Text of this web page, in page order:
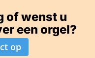
of wenst u
een orgel?
op